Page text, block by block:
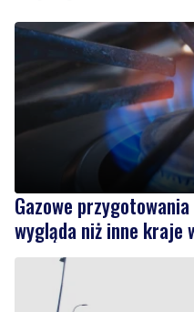
Gazowe
wygląda niż inne kraje